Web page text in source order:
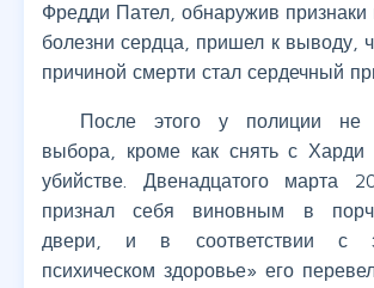
Фредди Пател, обнаружив
болезни сердца, пришел к выводу,
причиной смерти стал сердечный
После этого у полиции не
выбора, кроме как снять с Харди
убийстве. Двенадцатого марта
признал себя виновным в
двери, и в соответствии с
психическом здоровье» его